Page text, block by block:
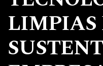
LIMPIAS